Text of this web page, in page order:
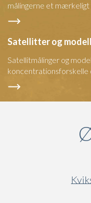
målingerne et
Satellitter og
Satellitmålinger og